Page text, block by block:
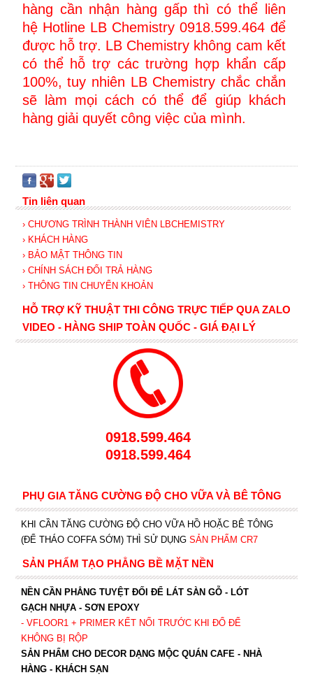
hàng cần nhận hàng gấp thì có thể liên
hệ Hotline LB Chemistry 0918.599.464 để
được hỗ trợ. LB Chemistry không cam kết
có thể hỗ trợ các trường hợp khẩn cấp
100%, tuy nhiên LB Chemistry chắc chắn
sẽ làm mọi cách có thể để giúp khách
hàng giải quyết công việc của mình.
Tin liên quan
› CHƯƠNG TRÌNH THÀNH VIÊN LBCHEMISTRY
› KHÁCH HÀNG
› BẢO MẬT THÔNG TIN
› CHÍNH SÁCH ĐỔI TRẢ HÀNG
› THÔNG TIN CHUYỂN KHOẢN
HỖ TRỢ KỸ THUẬT THI CÔNG TRỰC TIẾP QUA ZALO
VIDEO - HÀNG SHIP TOÀN QUỐC - GIÁ ĐẠI LÝ
0918.599.464
0918.599.464
PHỤ GIA TĂNG CƯỜNG ĐỘ CHO VỮA VÀ BÊ TÔNG
KHI CẦN TĂNG CƯỜNG ĐỘ CHO VỮA HỒ HOẶC BÊ TÔNG
(ĐỂ THÁO COFFA SỚM) THÌ SỬ DỤNG SẢN PHẨM CR7
SẢN PHẨM TẠO PHẲNG BỀ MẶT NỀN
NỀN CẦN PHẲNG TUYỆT ĐỐI ĐỂ LÁT SÀN GỖ - LÓT
GẠCH NHỰA - SƠN EPOXY
- VFLOOR1+ PRIMER KẾT NỐI TRƯỚC KHI ĐỔ ĐỂ
KHÔNG BỊ RỘP
SẢN PHẨM CHO DECOR DẠNG MỘC QUÁN CAFE - NHÀ
HÀNG - KHÁCH SẠN